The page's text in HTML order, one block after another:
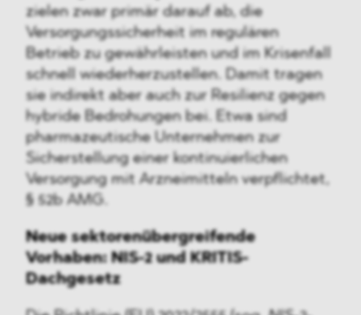
zielen zwar primär darauf ab, die
Versorgungssicherheit im regulären
Betrieb zu gewährleisten und im Krisenfall
schnell wiederherzustellen. Damit tragen
sie indirekt aber auch zur Resilienz gegen
hybride Bedrohungen bei. Etwa sind
pharmazeutische Unternehmen zur
Sicherstellung einer kontinuierlichen
Versorgung mit Arzneimitteln verpflichtet,
§ 52b AMG.
Neue sektorenübergreifende
Vorhaben: NIS-2 und KRITIS-
Dachgesetz